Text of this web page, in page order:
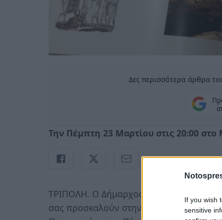
If you wish
sensitive
Δες περισσότερα άρθρα
Την Πέμπτη 23 Μαρτίου στις 20:00
ΤΡΙΠΟΛΗ. Ο Δήμαρχος Τρίπολης
σας προσκαλούν στην παρουσίαση του